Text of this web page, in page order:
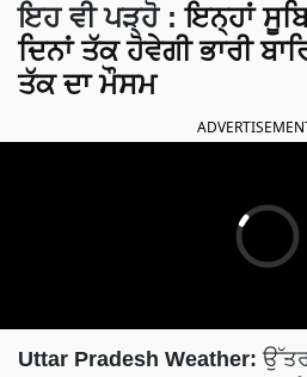
ਇਹ ਵੀ ਪੜ੍ਹੋ :ਇਨ੍ਹਾਂ
ਦਿਨਾਂ ਤੱਕ ਹੋਵੇਗੀ ਭਾਰੀ
ਤੱਕ ਦਾ ਮੌਸਮ
Uttar Pradesh Weather: